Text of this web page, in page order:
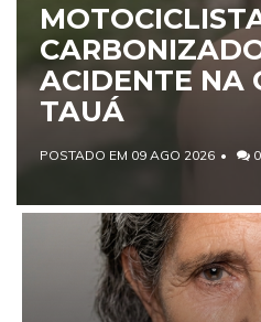
ACIDENTE NA
TAUÁ
POSTADO EM 09 AGO 2026 0